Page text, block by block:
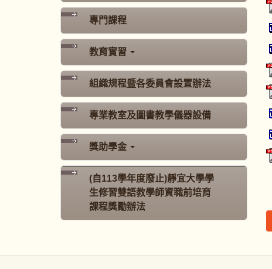
專門課程
教育實習
組織規程暨各委員會設置辦法
專業教室及圖書教學儀器設備
獎助學金
(自113學年度廢止)靜宜大學學
生修習雙語教學師資職前培育
課程獎勵辦法